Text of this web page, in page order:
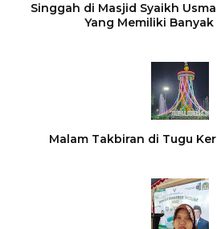
Singgah di Masjid Syaikh
Yang Memiliki
Malam Takbiran di Tugu